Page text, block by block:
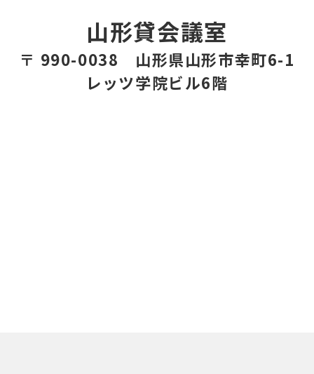
山形貸会議室
〒 990-0038 山形県山形市幸町6-1
レッツ学院ビル6階